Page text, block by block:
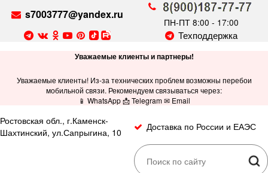
s7003777@yandex.ru
ПН-ПТ 8:00 - 17:00
Техподдержка
Уважаемые клиенты и партнеры!
Уважаемые клиенты! Из-за технических проблем возможны перебои
мобильной связи. Рекомендуем связываться через:
📱 WhatsApp 📩 Telegram ✉ Email
Ростовская обл., г.Каменск-
Шахтинский, ул.Сапрыгина, 10
Доставка по России и ЕАЭС